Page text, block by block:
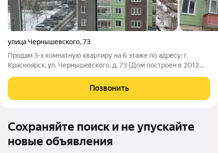
улица Чернышевского,73
Продам 3-х комнатную квартиру на 6 этаже по адресу: г.
Красноярск, ул. Чернышeвскoгo, д. 73 (Дом построен в 2012
поликлиника, 2 школы и 4 детских сада. В пешей доступности
ТPЦ Пoкровsky, много
Позвонить
Сохраняйте поиск и не упускайте
новые объявления